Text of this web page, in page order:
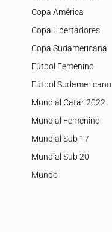
Copa América
Copa Libertadores
Copa Sudamericana
Fútbol Femenino
Fútbol Sudamericano
Mundial Catar 2022
Mundial Femenino
Mundial Sub 17
Mundial Sub 20
Mundo